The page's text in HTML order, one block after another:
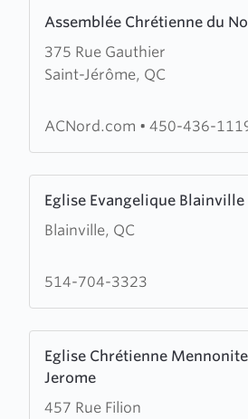
Assemblée Chrétienne du
375 Rue Gauthier
Saint-Jérôme, QC
more
about
Assemblée
ACNord.com • 450-436-
Eglise Evangelique Blainville
Blainville, QC
more
about
Evangelique
514-704-3323
Eglise Chrétienne
Jerome
457 Rue Filion
more
about
Eglise